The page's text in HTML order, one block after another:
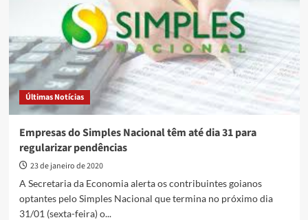
cartão
vacinas
Últimas Notícias
Empresas do Simples Nacional têm até dia 31 para
regularizar pendências
23 de janeiro de 2020
A Secretaria da Economia alerta os contribuintes goianos
optantes pelo Simples Nacional que termina no próximo dia
31/01 (sexta-feira) o...